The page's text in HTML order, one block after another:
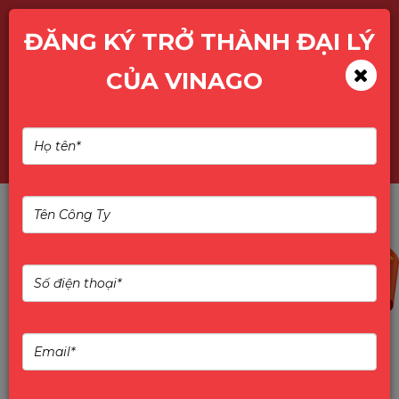
TÌM KIẾM SẢN PHẨM
10%
ĐĂNG KÝ TRỞ THÀNH ĐẠI LÝ
CỦA VINAGO